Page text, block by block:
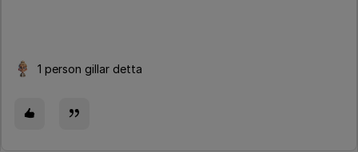
1 person gillar detta